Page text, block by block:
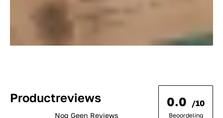
Productreviews
Nog Geen Reviews
0.0 /10
Beoordeling